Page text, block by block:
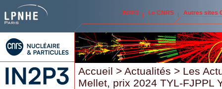
IN2P3 Le CNRS Autres sites
Accueil > Actualités > Les
Mellet, prix 2024 TYL-FJPPL